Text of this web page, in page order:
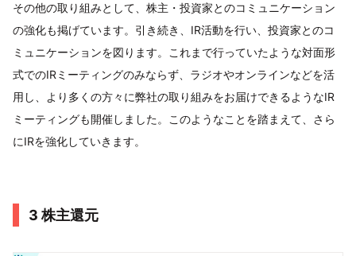
その他の取り組みとして、株主・投資家とのコミュニケーション
の強化も掲げています。引き続き、IR活動を行い、投資家とのコ
ミュニケーションを図ります。これまで行っていたような対面形
式でのIRミーティングのみならず、ラジオやオンラインなどを活
用し、より多くの方々に弊社の取り組みをお届けできるようなIR
ミーティングも開催しました。このようなことを踏まえて、さら
にIRを強化していきます。
3 株主還元